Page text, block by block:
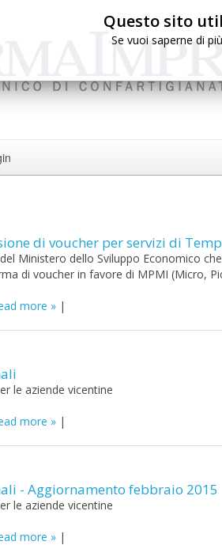
Questo sito
Se vuoi saperne di
di voucher per servizi di
Ministero dello Sviluppo Economico
di voucher in favore di MPMI (Micro,
more |
le aziende vicentine
more |
- Aggiornamento febbraio 2015
le aziende vicentine
more |